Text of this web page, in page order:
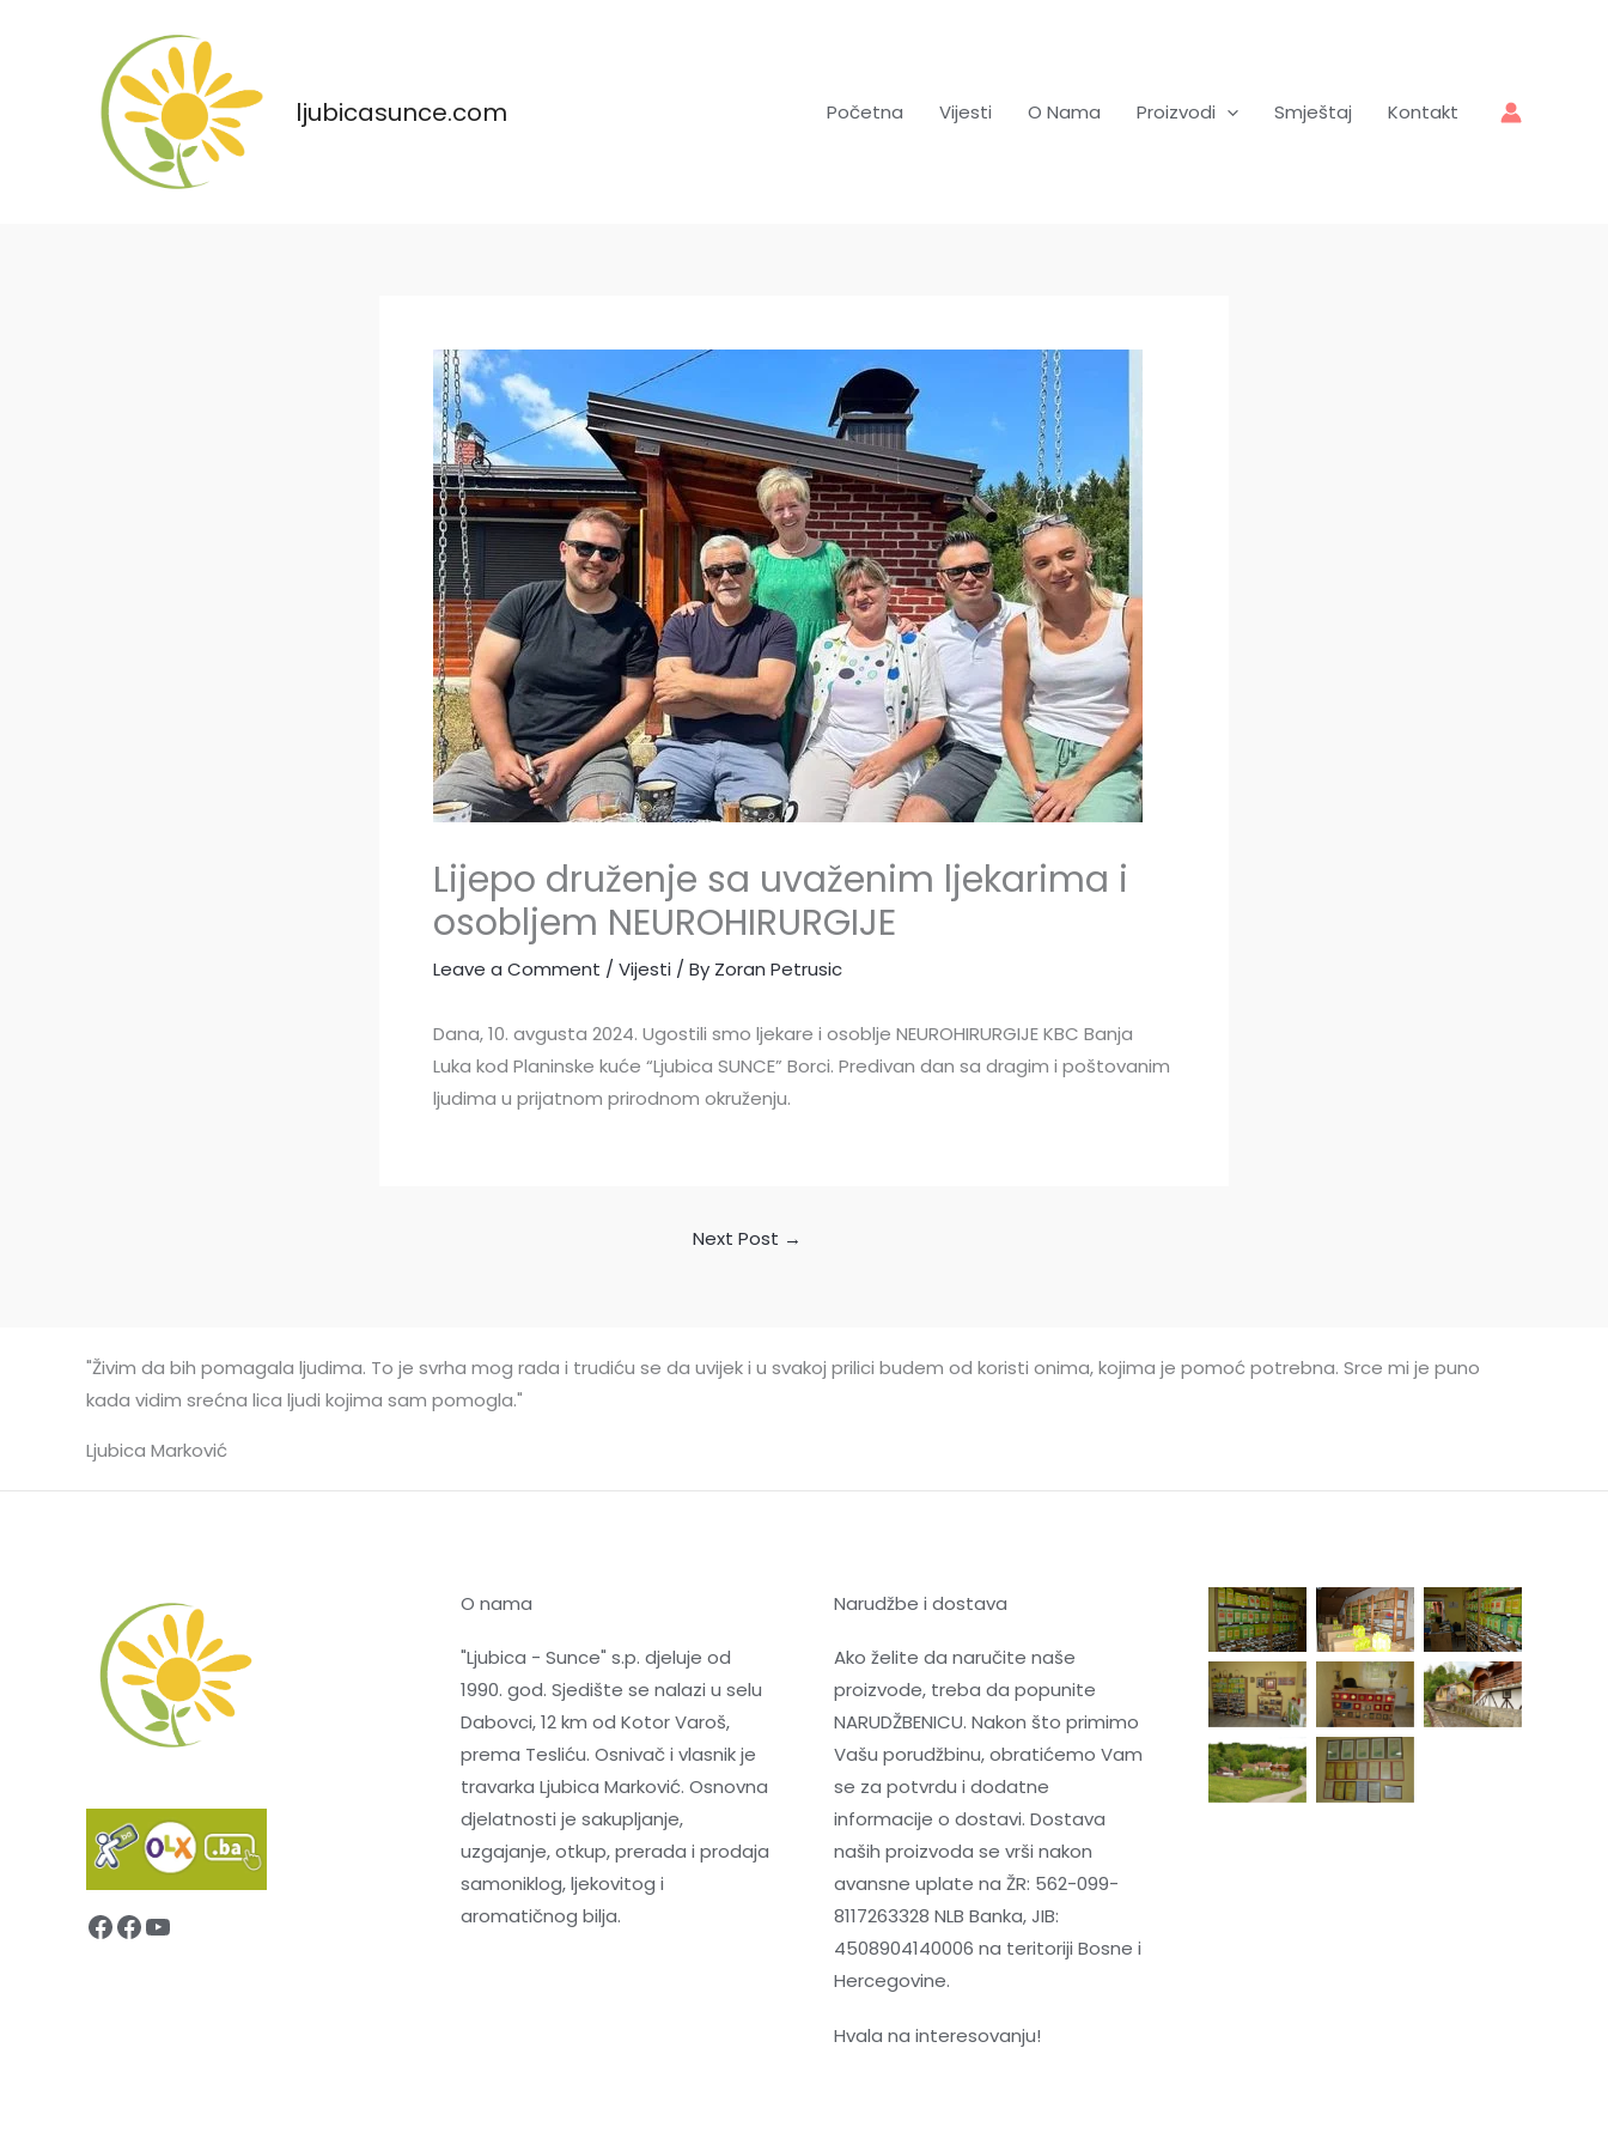
ljubicasunce.com Početna Vijesti O Nama Proizvodi Smještaj Kontakt
Lijepo druženje sa uvaženim ljekarima i
osobljem NEUROHIRURGIJE
Leave a Comment / Vijesti / By Zoran Petrusic
Dana, 10. avgusta 2024. Ugostili smo ljekare i osoblje NEUROHIRURGIJE KBC Banja
Luka kod Planinske kuće “Ljubica SUNCE” Borci. Predivan dan sa dragim i poštovanim
ljudima u prijatnom prirodnom okruženju.
Next Post →
"Živim da bih pomagala ljudima. To je svrha mog rada i trudiću se da uvijek i u svakoj prilici budem od koristi onima, kojima je pomoć potrebna. Srce mi je puno
kada vidim srećna lica ljudi kojima sam pomogla."
Ljubica Marković
Facebook
Facebook
YouTube
O nama
"Ljubica - Sunce" s.p. djeluje od
1990. god. Sjedište se nalazi u selu
Dabovci, 12 km od Kotor Varoš,
prema Tesliću. Osnivač i vlasnik je
travarka Ljubica Marković. Osnovna
djelatnosti je sakupljanje,
uzgajanje, otkup, prerada i prodaja
samoniklog, ljekovitog i
aromatičnog bilja.
Narudžbe i dostava
Ako želite da naručite naše
proizvode, treba da popunite
NARUDŽBENICU. Nakon što primimo
Vašu porudžbinu, obratićemo Vam
se za potvrdu i dodatne
informacije o dostavi. Dostava
naših proizvoda se vrši nakon
avansne uplate na ŽR: 562-099-
8117263328 NLB Banka, JIB:
4508904140006 na teritoriji Bosne i
Hercegovine.
Hvala na interesovanju!